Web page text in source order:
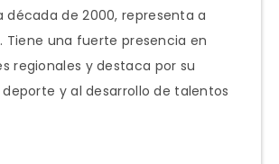
década de 2000, representa a
Tiene una fuerte presencia en
regionales y destaca por su
y al desarrollo de talentos